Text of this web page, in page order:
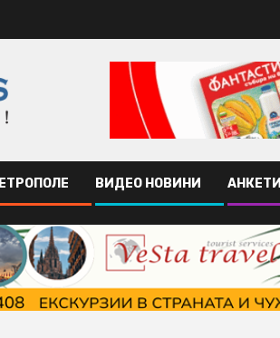
ЕТРОПОЛЕ ВИДЕО НОВИНИ АНКЕТИ